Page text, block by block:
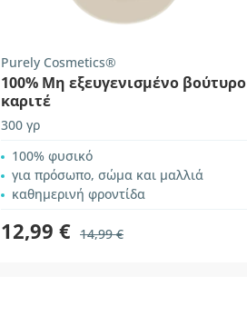
Purely Cosmetics®
100% Mη εξευγενισμένο βούτυρο
καριτέ
300 γρ
100% φυσικό
για πρόσωπο, σώμα και μαλλιά
καθημερινή φροντίδα
12,99 € 14,99 €